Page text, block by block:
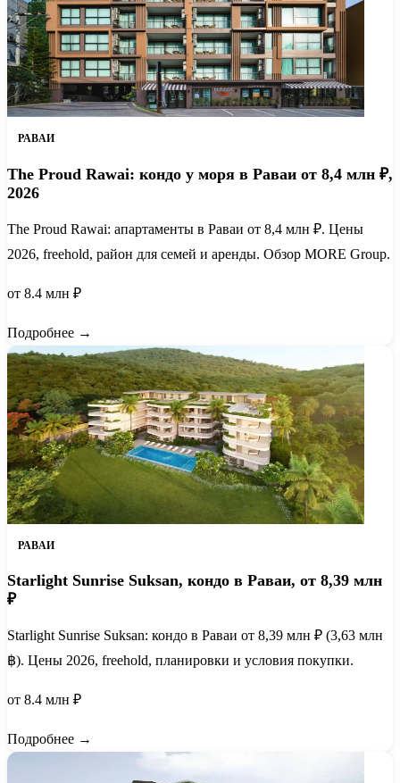
РАВАИ
The Proud Rawai: кондо у моря в Раваи от 8,4 млн ₽,
2026
The Proud Rawai: апартаменты в Раваи от 8,4 млн ₽. Цены
2026, freehold, район для семей и аренды. Обзор MORE Group.
от 8.4 млн ₽
Подробнее →
РАВАИ
Starlight Sunrise Suksan, кондо в Раваи, от 8,39 млн
₽
Starlight Sunrise Suksan: кондо в Раваи от 8,39 млн ₽ (3,63 млн
฿). Цены 2026, freehold, планировки и условия покупки.
от 8.4 млн ₽
Подробнее →